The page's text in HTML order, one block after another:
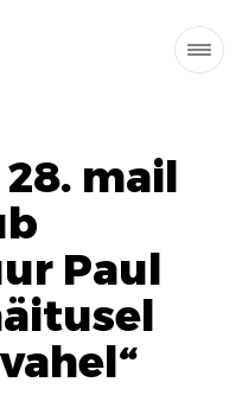
mail
Paul